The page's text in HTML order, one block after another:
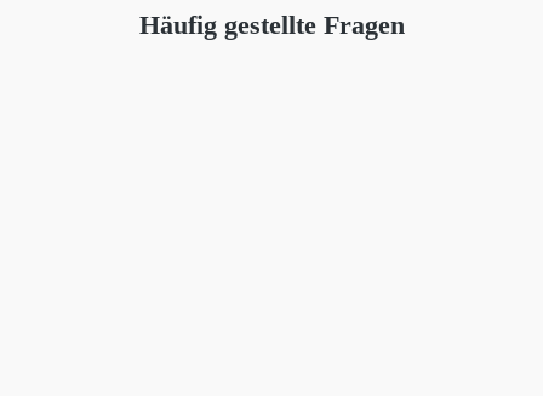
Häufig gestellte Fragen